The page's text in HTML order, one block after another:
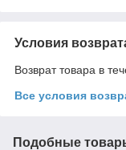
Условия
Возврат товара в
Все условия
Подобные